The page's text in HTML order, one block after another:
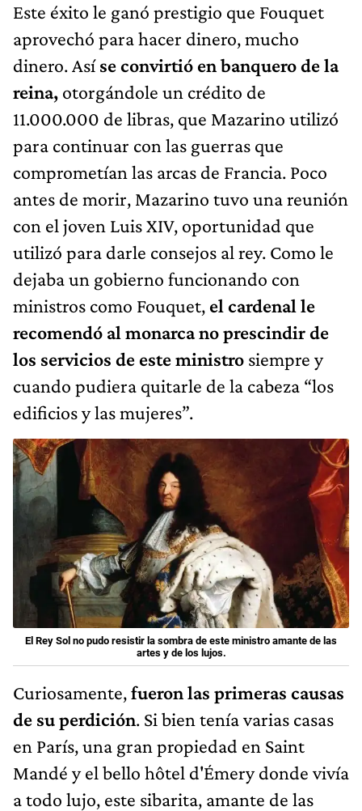
Este éxito le ganó prestigio que Fouquet
aprovechó para hacer dinero, mucho
dinero. Asíse convirtió en banquero de la
reina, otorgándole un crédito de
11.000.000 de libras, que Mazarino utilizó
para continuar con las guerras que
comprometían las arcas de Francia. Poco
antes de morir, Mazarino tuvo una reunión
con el joven Luis XIV, oportunidad que
utilizó para darle consejos al rey. Como le
dejaba un gobierno funcionando con
ministros como Fouquet, el cardenal le
recomendó al monarca no prescindir de
los servicios de este ministro siempre y
cuando pudiera quitarle de la cabeza “los
edificios y las mujeres”.
El Rey Sol no pudo resistir la sombra de este ministro amante de las
artes y de los lujos.
Curiosamente,fueron las primeras causas
de su perdición. Si bien tenía varias casas
en París, una gran propiedad en Saint
Mandé y el bello hôtel d'Émery donde vivía
a todo lujo, este sibarita, amante de las